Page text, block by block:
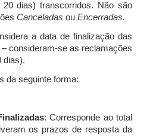
dias) transcorridos. Não são
Canceladas ou Encerradas.
a data de finalização das
consideram-se as reclamações
dias).
da seguinte forma:
: Corresponde ao total
os prazos de resposta da